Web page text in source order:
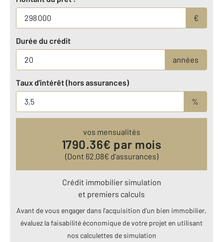
€
Durée du crédit
années
Taux d'intérêt (hors assurances)
%
vos mensualités
1790.36€ par mois
(Dont 62.08€ d’assurances)
Crédit immobilier simulation
et premiers calculs
Avant de vous engager dans l’acquisition d’un bien immobilier,
évaluez la faisabilité économique de votre projet en utilisant
nos calculettes de simulation